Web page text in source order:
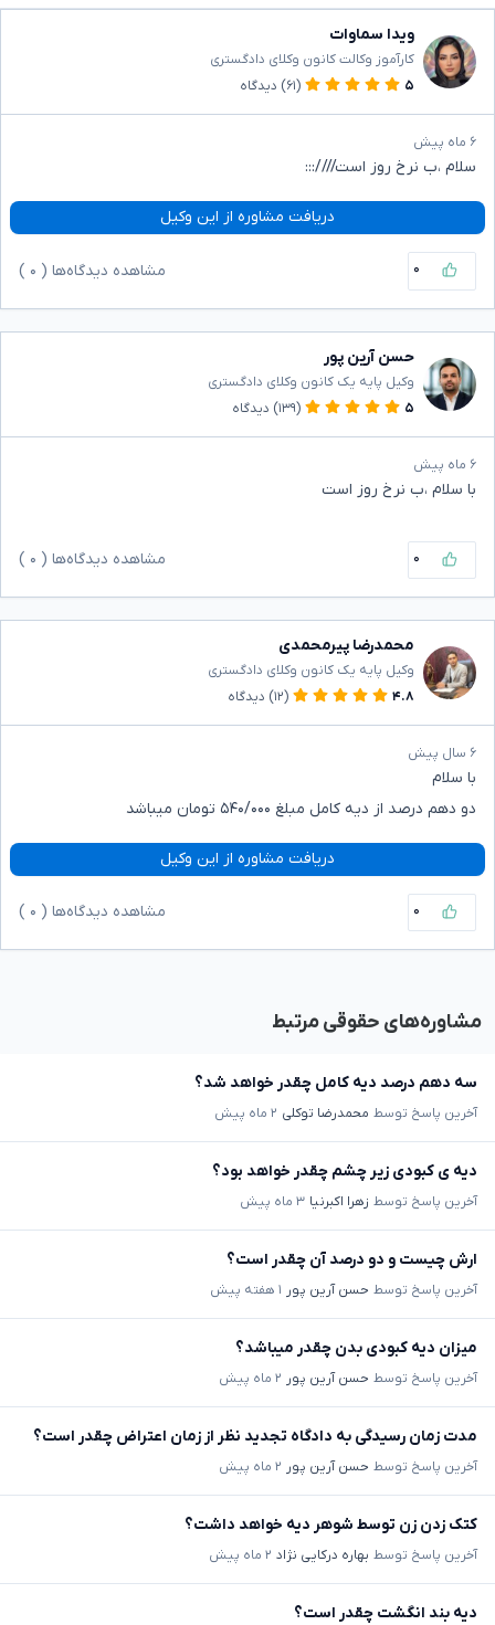
ویدا سماوات
کارآموز وکالت کانون وکلای دادگستری
۵
(۶۱) دیدگاه
۶ ماه پیش
سلام ،ب نرخ روز است////:::
دریافت مشاوره از این وکیل
۰ مشاهده دیدگاه‌ها ( ۰
حسن آرین پور
وکیل پایه یک کانون وکلای دادگستری
۵
(۱۳۹) دیدگاه
۶ ماه پیش
با سلام ،ب نرخ روز است
۰ مشاهده دیدگاه‌ها ( ۰
محمدرضا پیرمحمدی
وکیل پایه یک کانون وکلای دادگستری
۴.۸
(۱۲) دیدگاه
۶ سال پیش
با سلام
دو دهم درصد از دیه کامل مبلغ ۵۴۰/۰۰۰ تومان میباشد
دریافت مشاوره از این وکیل
۰ مشاهده دیدگاه‌ها ( ۰
مشاوره‌های حقوقی مرتبط
سه دهم درصد دیه کامل چقدر خواهد شد؟
آخرین پاسخ توسط محمدرضا توکلی ۲ ماه پیش
دیه ی کبودی زیر چشم چقدر خواهد بود؟
آخرین پاسخ توسط زهرا اکبرنیا ۳ ماه پیش
ارش چیست و دو درصد آن چقدر است؟
آخرین پاسخ توسط حسن آرین پور ۱ هفته پیش
میزان دیه کبودی بدن چقدر میباشد؟
آخرین پاسخ توسط حسن آرین پور ۲ ماه پیش
مدت زمان رسیدگی به دادگاه تجدید نظر از زمان اعتراض چقدر است؟
آخرین پاسخ توسط حسن آرین پور ۲ ماه پیش
کتک زدن زن توسط شوهر دیه خواهد داشت؟
آخرین پاسخ توسط بهاره درکایی نژاد ۲ ماه پیش
دیه بند انگشت چقدر است؟